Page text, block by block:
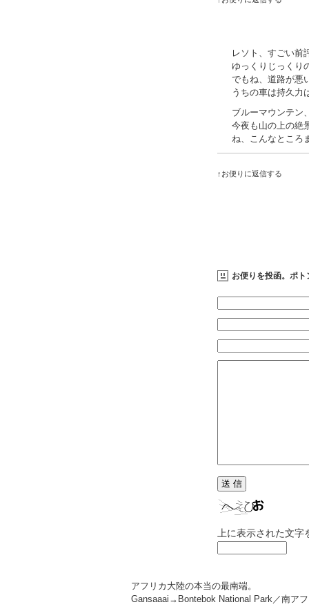
レソト、すごい前
ゆっくりじっくり
でもね、道路が悪
うちの車は持久力
ブルーマウンテン
今夜も山の上の絶
ね、こんなところ
↑お便りに返信する
お便りを投函。ポト
上に表示された文
アフリカ大陸の本当の最南端。
Gansaaai→Bontebok National Park／南ア